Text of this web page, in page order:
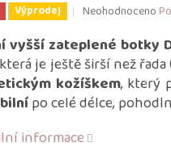
Výprodej
Průměrné
produktu
je
0,0
z
5
Neohodnoceno
vyšší zateplené botky
je ještě širší než
kožíškem, který
po celé délce,
informace